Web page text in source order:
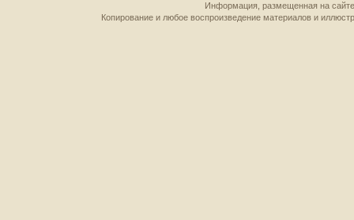
Информация, размещенная на
Копирование и любое воспроизведение материалов и